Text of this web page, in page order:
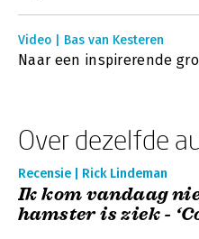
Video | Bas van Kesteren
Naar een inspirerende
Over dezelfde
Recensie | Rick Lindeman
Ik kom vandaag
hamster is ziek -